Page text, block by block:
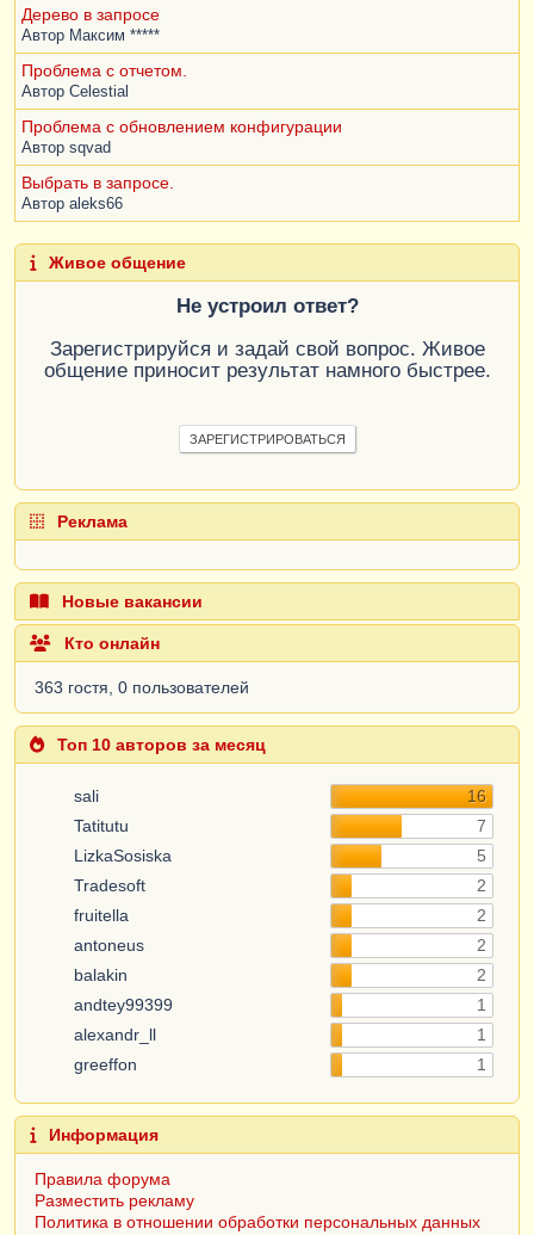
Дерево в запросе
Автор Максим *****
Проблема с отчетом.
Автор Celestial
Проблема с обновлением конфигурации
Автор sqvad
Выбрать в запросе.
Автор aleks66
Живое общение
Не устроил ответ?
Зарегистрируйся и задай свой вопрос. Живое
общение приносит результат намного быстрее.
ЗАРЕГИСТРИРОВАТЬСЯ
Реклама
Новые вакансии
Кто онлайн
363 гостя, 0 пользователей
Топ 10 авторов за месяц
16
Tatitutu
7
LizkaSosiska
5
Tradesoft
2
fruitella
2
antoneus
2
balakin
2
andtey99399
1
alexandr_ll
1
greeffon
1
Информация
Правила форума
Разместить рекламу
Политика в отношении обработки персональных данных